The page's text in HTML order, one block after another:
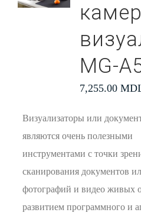
MG-
7,255.00
Визуализаторы или
являются очень полезными
инструментами с точки
сканирования документов
фотографий и видео живых
развитием программного и